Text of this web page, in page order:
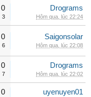
0
3
Drograms
Hôm qua, lúc 22:24
0
6
Saigonsolar
Hôm qua, lúc 22:08
0
7
Drograms
Hôm qua, lúc 22:02
0 uyenuyen01